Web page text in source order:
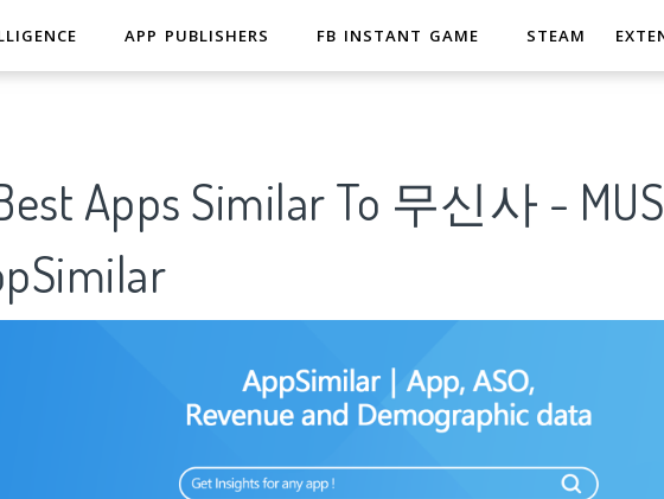
APP PUBLISHERS FB INSTANT GAME STEAM
Apps Similar To 무신사 -